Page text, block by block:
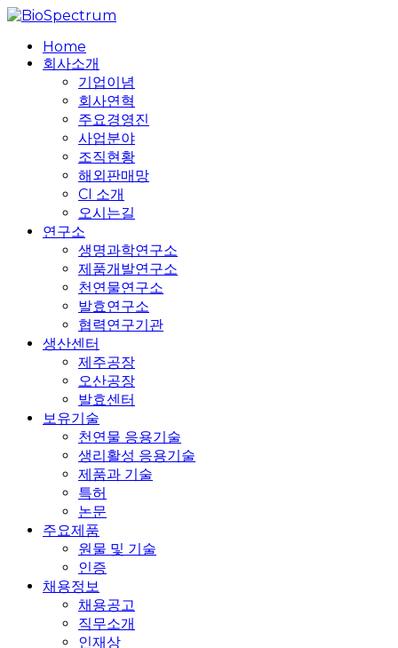
Skip
main
content
search
MenuHome
회사소개
기업이념
회사연혁
주요경영진
사업분야
조직현황
해외판매망
CI 소개
오시는길
연구소
생명과학연구소
제품개발연구소
천연물연구소
발효연구소
협력연구기관
생산센터
제주공장
오산공장
발효센터
보유기술
천연물 응용기술
생리활성 응용기술
제품과 기술
특허
논문
주요제품
원물 및 기술
인증
채용정보
채용공고
직무소개
인재상